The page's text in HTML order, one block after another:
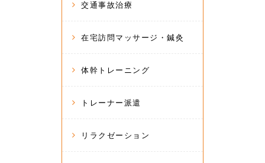
交通事故治療
在宅訪問マッサージ・鍼灸
体幹トレーニング
トレーナー派遣
リラクゼーション